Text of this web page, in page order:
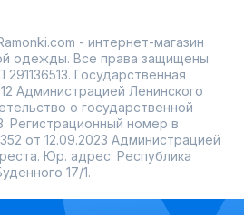
- интернет-магазин
одежды. Все права защищены.
Государственная
Администрацией Ленинского
о государственной
Регистрационный номер в
от 12.09.2023 Администрацией
Юр. адрес: Республика
17/1.